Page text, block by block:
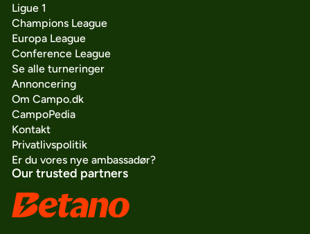
Ligue 1
Champions League
Europa League
Conference League
Se alle turneringer
Annoncering
Om Campo.dk
CampoPedia
Kontakt
Privatlivspolitik
Er du vores nye ambassadør?
Our trusted partners